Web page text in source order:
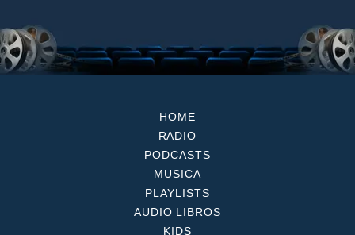
HOME
RADIO
PODCASTS
MUSICA
PLAYLISTS
AUDIO LIBROS
KIDS